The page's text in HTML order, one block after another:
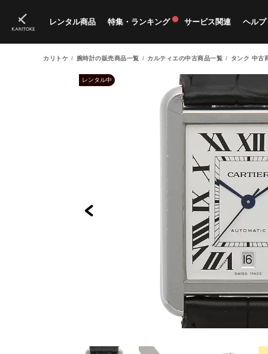
レンタル商品
ブランド一覧 すべての商品 新入荷商品 新
特集・ランキング
特集 ランキング
サービス関連
料金プラン 獲
ヘルプ
ご
カリトケ 腕時計の販売商品一覧 カルティエの中古商品一覧 タンク 中古
レンタル中